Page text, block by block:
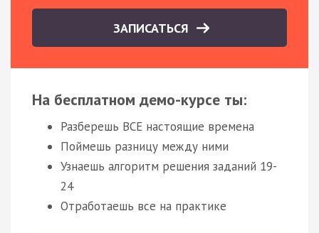
ЗАПИСАТЬСЯ
На бесплатном демо-курсе ты:
Разберешь ВСЕ настоящие времена
Поймешь разницу между ними
Узнаешь алгоритм решения заданий 19-
24
Отработаешь все на практике